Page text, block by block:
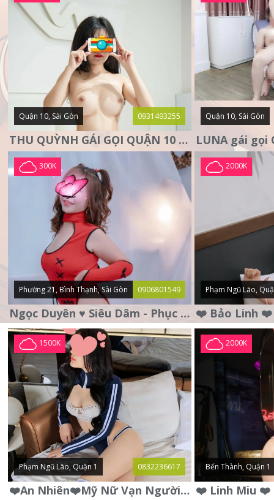
Quận 10, Sài Gòn 0931493255
THU QUỲNH GÁI GỌI QUẬN 10 – MẶT XINH DA TRẮNG – SANG
Quận 10, Sài Gòn
300K
Phường 21, Bình Thạnh, Sài Gòn 0906801549
Ngọc Duyên ♥️ Siêu Dâm - Phục Vụ Tận Tình - Chu Đáo
2000K
Phạm Ngũ Lão,
1500K
Phạm Ngũ Lão, Quận 1 0832236617
❤️An Nhiên❤️Mỹ Nữ Vạn Người Mê,Da Trắng, Mặt Xynh, Đẹp Từng
2000K
Bến Thành, Quận 1